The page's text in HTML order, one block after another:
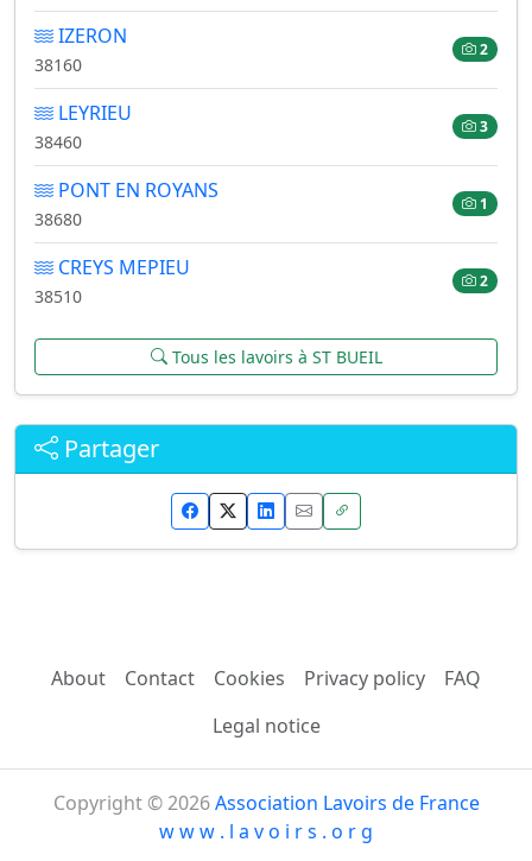
IZERON
38160
2
LEYRIEU
38460
3
PONT EN ROYANS
38680
1
CREYS MEPIEU
38510
2
Tous les lavoirs à ST BUEIL
Partager
About Contact Cookies Privacy policy
FAQ
Legal notice
Copyright © 2026Association Lavoirs de France
w w w . l a v o i r s . o r g